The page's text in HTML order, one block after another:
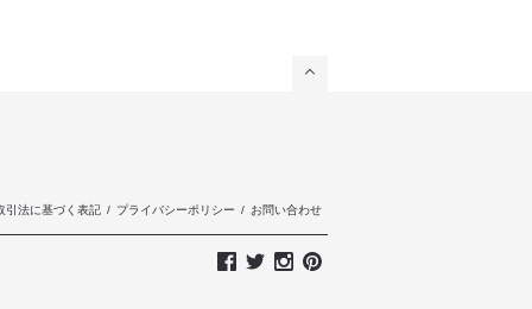
引法に基づく表記 / プライバシーポリシー / お問い合わせ